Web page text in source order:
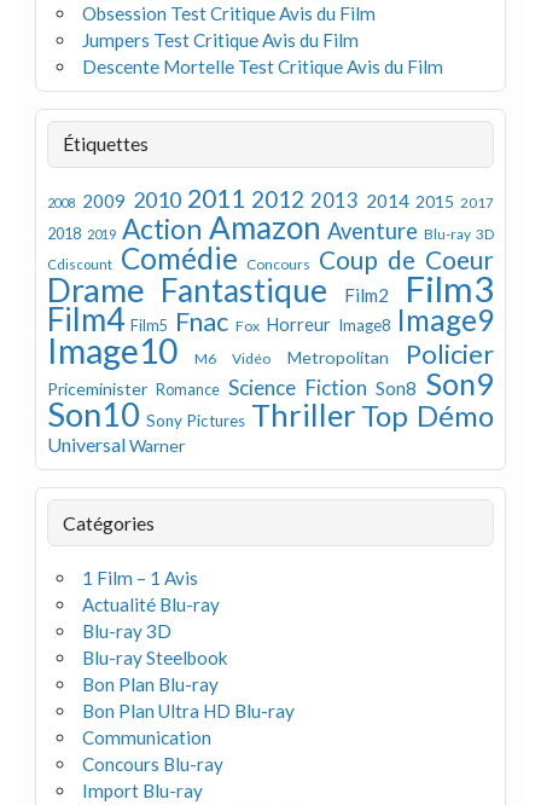
Obsession Test Critique Avis du Film
Jumpers Test Critique Avis du Film
Descente Mortelle Test Critique Avis du Film
Étiquettes
2008 2009 2010 2011 2012 2013 2014 2015 2017
2018 2019 Action Amazon Aventure Blu-ray 3D
Cdiscount Comédie Concours Coup de Coeur
Drame Fantastique Film2 Film3
Film4 Film5 Fnac Fox Horreur Image8 Image9
Image10 M6 Vidéo Metropolitan Policier
Priceminister Romance Science Fiction Son8 Son9
Son10 Sony Pictures Thriller Top Démo
UniversalWarner
Catégories
1 Film – 1 Avis
Actualité Blu-ray
Blu-ray 3D
Blu-ray Steelbook
Bon Plan Blu-ray
Bon Plan Ultra HD Blu-ray
Communication
Concours Blu-ray
Import Blu-ray